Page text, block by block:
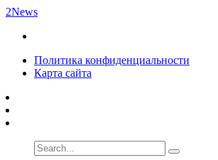
2News
Политика конфиденциальности
Карта сайта